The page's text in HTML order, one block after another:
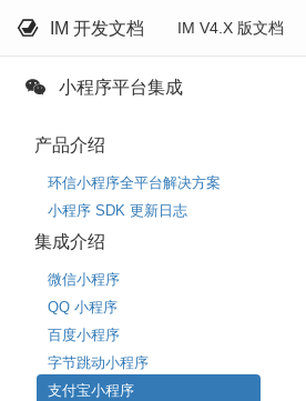
IM 开发文档 IM V4.X 版文档
小程序平台集成
产品介绍
环信小程序全平台解决方案
小程序 SDK 更新日志
集成介绍
微信小程序
QQ 小程序
百度小程序
字节跳动小程序
支付宝小程序